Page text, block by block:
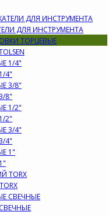
ДЛЯ ИНСТРУМЕНТА
ТОРЦЕВЫЕ
4"
8"
2"
4"